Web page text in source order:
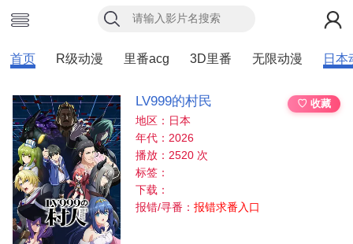
首页 R级动漫 里番acg 3D里番 无限动漫 日本
LV999的村民
♡ 收藏
地区：日本
年代：2026
播放：2520 次
标签：
下载：
报错/寻番：报错求番入口